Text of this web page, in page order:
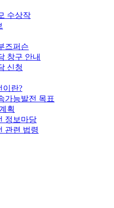
수상작
즈퍼슨
창구 안내
신청
이란?
가능발전 목표
획
정보마당
관련 법령